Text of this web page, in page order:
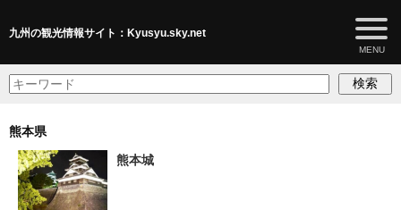
九州の観光情報サイト：Kyusyu.sky.net
検索
熊本県
熊本城